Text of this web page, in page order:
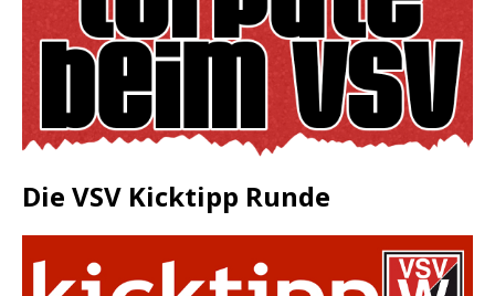
Die VSV Kicktipp Runde